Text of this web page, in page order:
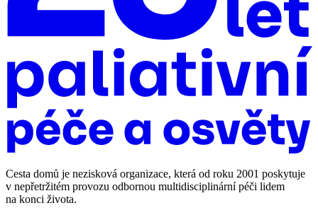
Cesta domů je nezisková organizace, která od roku 2001 poskytuje
v nepřetržitém provozu odbornou multidisciplinární péči lidem
na konci života.